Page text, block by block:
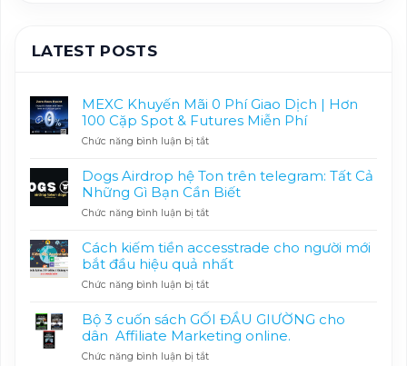
LATEST POSTS
MEXC Khuyến Mãi 0 Phí Giao Dịch | Hơn
100 Cặp Spot & Futures Miễn Phí
Chức năng bình luận bị tắtở
Khuyến
Mãi
0
Phí
Hơn
100
Spot
Futures
Miễn
Dogs Airdrop hệ Ton trên telegram: Tất Cả
Những Gì Bạn Cần Biết
Chức năng bình luận bị tắtở
Airdrop
hệ
Ton
trên
Tất
Những
Gì
Cách kiếm tiền accesstrade cho người mới
bắt đầu hiệu quả nhất
Chức năng bình luận bị tắtở
kiếm
tiền
accesstrade
cho
Bộ 3 cuốn sách GỐI ĐẦU GIƯỜNG cho
dân Affiliate Marketing online.
Chức năng bình luận bị tắtở